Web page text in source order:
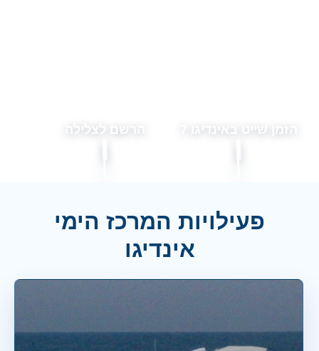
הזמן שייט באינדיגו 7 הרשם לצלילה
פעילויות המרכז הימי
אינדיגו